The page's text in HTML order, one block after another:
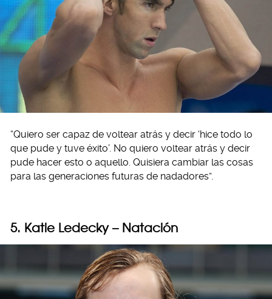
“Quiero ser capaz de voltear atrás y decir ‘hice todo lo
que pude y tuve éxito’. No quiero voltear atrás y decir
pude hacer esto o aquello. Quisiera cambiar las cosas
para las generaciones futuras de nadadores”.
5. Katie Ledecky – Natación